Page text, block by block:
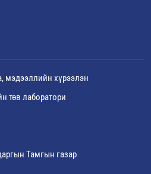
мэдээллийн хүрээлэн
төв лаборатори
Тамгын газар